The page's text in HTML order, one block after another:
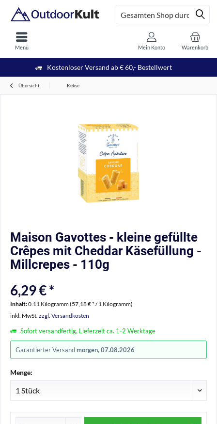
Kostenloser Versand ab € 60,- Bestellwert
Menü Warenkorb
Mein Konto
Übersicht Kekse
Maison Gavottes - kleine gefüllte
Crêpes mit Cheddar Käsefüllung -
Millcrepes - 110g
6,29 € *
Inhalt:0.11 Kilogramm (57,18 € * / 1 Kilogramm)
inkl. MwSt. zzgl. Versandkosten
Sofort versandfertig, Lieferzeit ca. 1-2 Werktage
Garantierter Versand morgen, 07.08.2026
Menge: